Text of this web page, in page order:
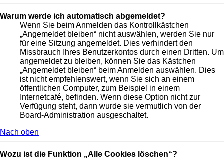
Warum werde ich automatisch abgemeldet?
Wenn Sie beim Anmelden das Kontrollkästchen
„Angemeldet bleiben“ nicht auswählen, werden Sie nur
für eine Sitzung angemeldet. Dies verhindert den
Missbrauch Ihres Benutzerkontos durch einen Dritten. Um
angemeldet zu bleiben, können Sie das Kästchen
„Angemeldet bleiben“ beim Anmelden auswählen. Dies
ist nicht empfehlenswert, wenn Sie sich an einem
öffentlichen Computer, zum Beispiel in einem
Internetcafé, befinden. Wenn diese Option nicht zur
Verfügung steht, dann wurde sie vermutlich von der
Board-Administration ausgeschaltet.
Nach oben
Wozu ist die Funktion „Alle Cookies löschen“?